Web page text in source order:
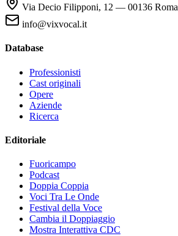
Via Decio Filipponi, 12 — 00136 Roma
info@vixvocal.it
Database
Professionisti
Cast originali
Opere
Aziende
Ricerca
Editoriale
Fuoricampo
Podcast
Doppia Coppia
Voci Tra Le Onde
Festival della Voce
Cambia il Doppiaggio
Mostra Interattiva CDC